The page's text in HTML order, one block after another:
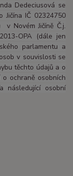
Dedeciusová se
Jičína IČ 02324750
Novém Jičíně Č.j.
OPA (dále jen
parlamentu a
v souvislosti se
těchto údajů a o
o ochraně osobních
následující osobní